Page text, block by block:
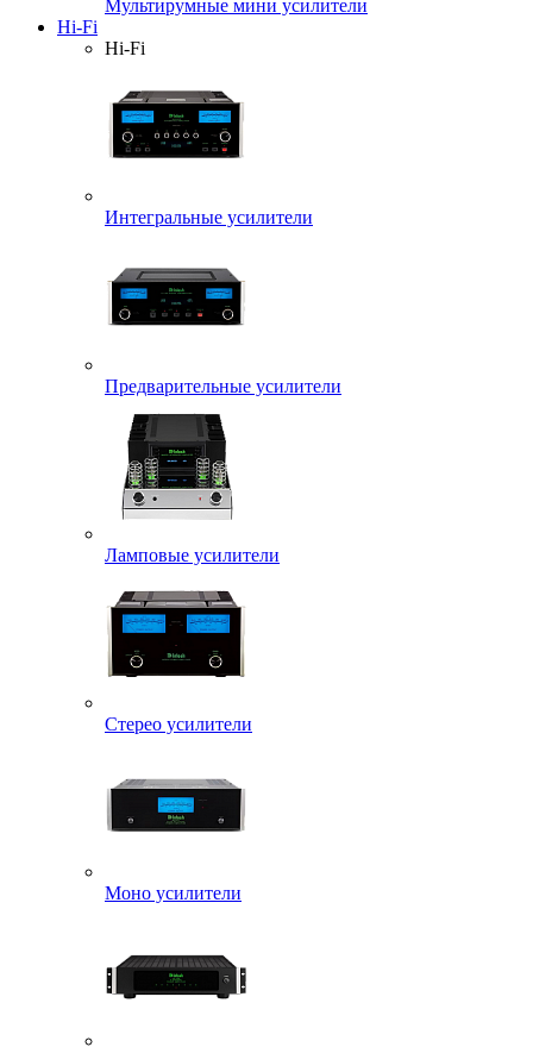
Мультирумные мини усилители
Hi-Fi
Hi-Fi
Интегральные усилители
Предварительные усилители
Ламповые усилители
Стерео усилители
Моно усилители